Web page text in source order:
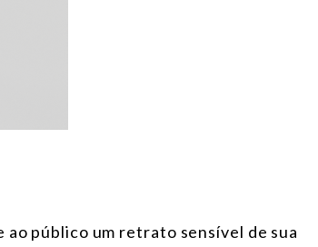
público um retrato sensível de sua